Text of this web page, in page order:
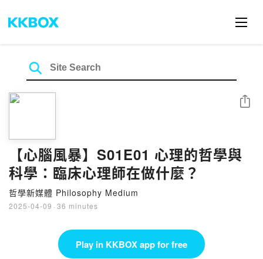
【心腦風暴】S01E01 心理的哲學與
科學：臨床心理師在做什麼？
哲學新媒體 Philosophy Medium
2025-04-09 · 36 minutes
Share
Play in KKBOX app for free